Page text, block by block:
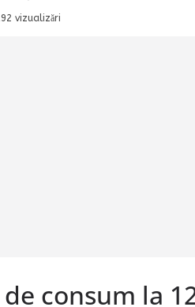
vizualizări
consum la